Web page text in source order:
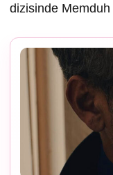
dizisinde Memduh